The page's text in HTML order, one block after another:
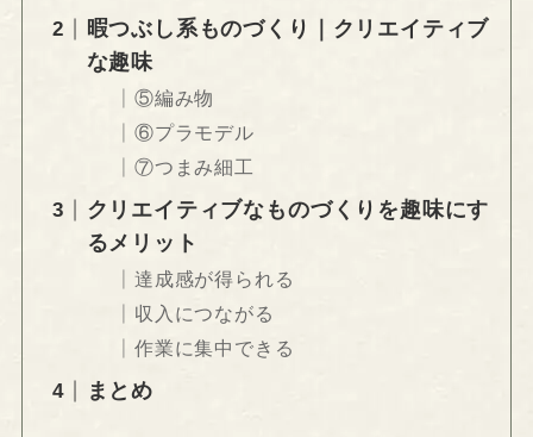
暇つぶし系ものづくり｜クリエイティブ
な趣味
⑤編み物
⑥プラモデル
⑦つまみ細工
クリエイティブなものづくりを趣味にす
るメリット
達成感が得られる
収入につながる
作業に集中できる
まとめ